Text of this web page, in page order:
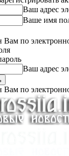
Ваш адрес
Ваше имя
Вам по
Ваш адрес
Вам по